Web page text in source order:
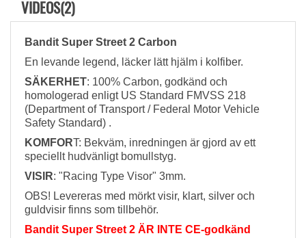
VIDEOS(2)
Bandit Super Street 2 Carbon
En levande legend, läcker lätt hjälm i kolfiber.
SÄKERHET: 100% Carbon, godkänd och
homologerad enligt US Standard FMVSS 218
(Department of Transport / Federal Motor Vehicle
Safety Standard) .
KOMFORT: Bekväm, inredningen är gjord av ett
speciellt hudvänligt bomullstyg.
VISIR: "Racing Type Visor" 3mm.
OBS! Levereras med mörkt visir, klart, silver och
guldvisir finns som tillbehör.
Bandit Super Street 2 ÄR INTE CE-godkänd